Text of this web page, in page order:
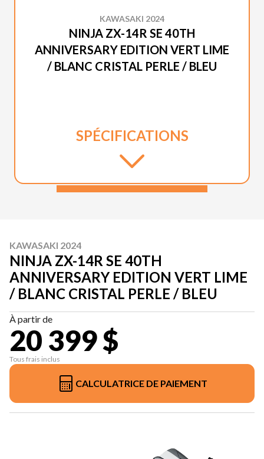
KAWASAKI 2024
NINJA ZX-14R SE 40TH
ANNIVERSARY EDITION VERT LIME
/ BLANC CRISTAL PERLE / BLEU
SPÉCIFICATIONS
KAWASAKI 2024
NINJA ZX-14R SE 40TH
ANNIVERSARY EDITION VERT LIME
/ BLANC CRISTAL PERLE / BLEU
À partir de
20 399 $
Tous frais inclus
CALCULATRICE DE PAIEMENT